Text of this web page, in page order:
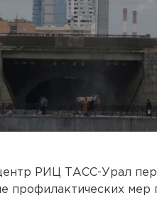
РИЦ ТАСС-Урал
профилактических мер